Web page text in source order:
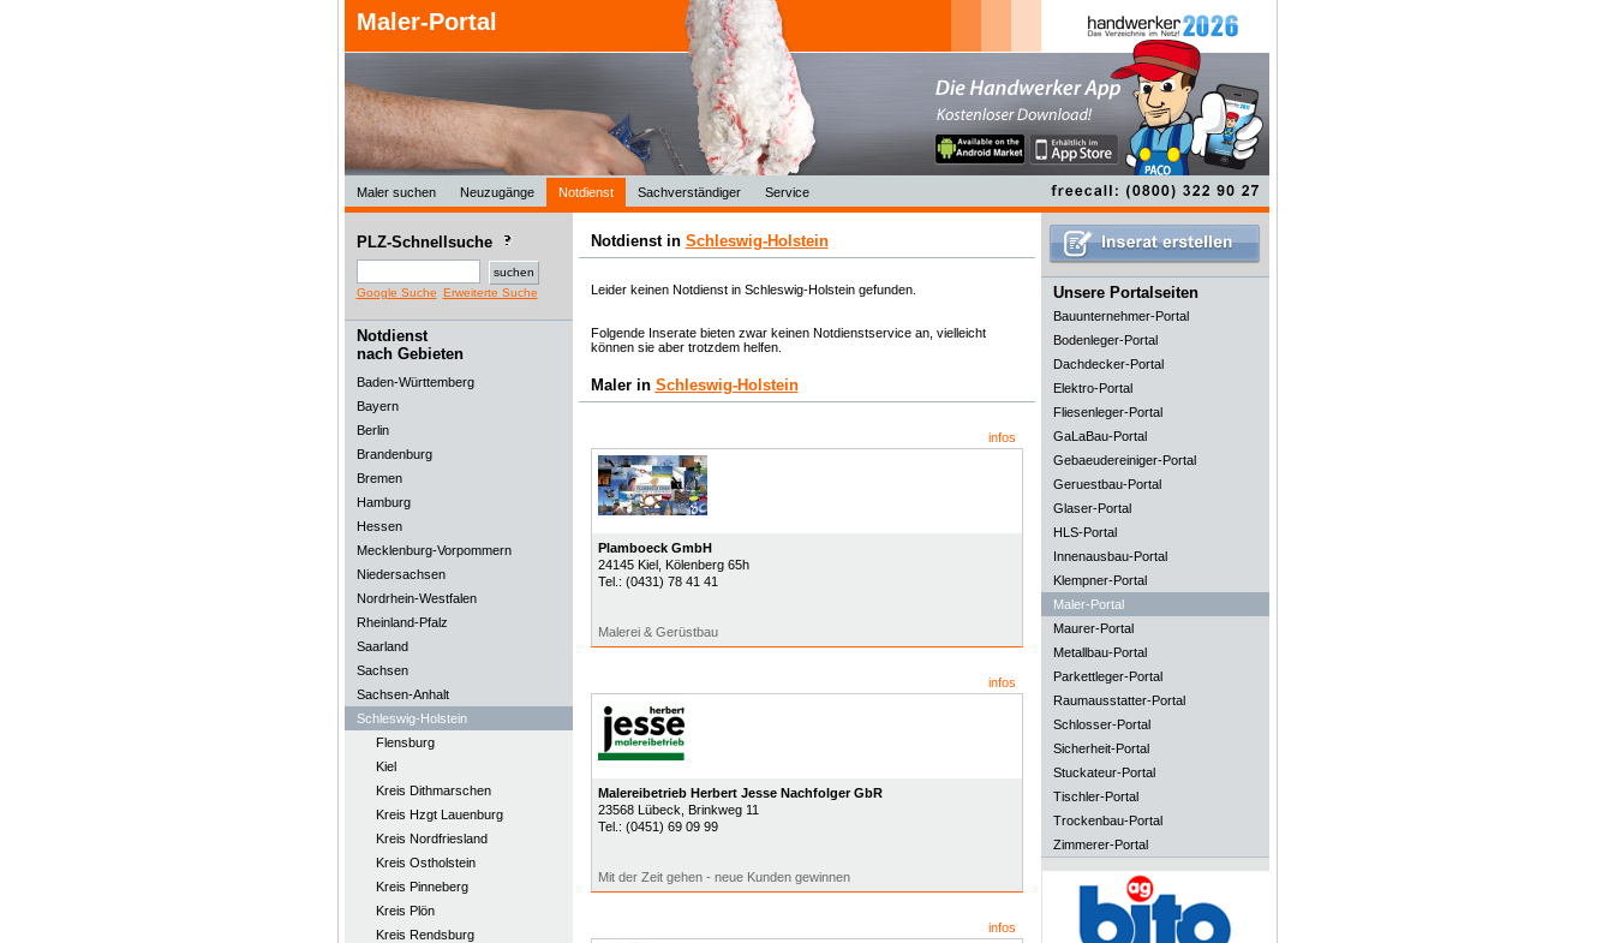
Maler-Portal
Maler suchen Neuzugänge Notdienst Sachverständiger Service
PLZ-Schnellsuche
Google Suche Erweiterte Suche
Notdienst
nach Gebieten
Baden-Württemberg
Bayern
Berlin
Brandenburg
Bremen
Hamburg
Hessen
Mecklenburg-Vorpommern
Niedersachsen
Nordrhein-Westfalen
Rheinland-Pfalz
Saarland
Sachsen
Sachsen-Anhalt
Schleswig-Holstein
Flensburg
Kiel
Kreis Dithmarschen
Kreis Hzgt Lauenburg
Kreis Nordfriesland
Kreis Ostholstein
Kreis Pinneberg
Kreis Plön
Kreis Rendsburg
Notdienst in Schleswig-Holstein
Leider keinen Notdienst in Schleswig-Holstein gefunden.
Folgende Inserate bieten zwar keinen Notdienstservice an, vielleicht
können sie aber trotzdem helfen.
Maler in Schleswig-Holstein
infos
Plamboeck GmbH
24145 Kiel, Kölenberg 65h
Tel.: (0431) 78 41 41
Malerei & Gerüstbau
infos
Malereibetrieb Herbert Jesse Nachfolger GbR
23568 Lübeck , Brinkweg 11
Tel.: (0451) 69 09 99
Mit der Zeit gehen - neue Kunden gewinnen
infos
Unsere Portalseiten
Bauunternehmer-Portal
Bodenleger-Portal
Dachdecker-Portal
Elektro-Portal
Fliesenleger-Portal
GaLaBau-Portal
Gebaeudereiniger-Portal
Geruestbau-Portal
Glaser-Portal
HLS-Portal
Innenausbau-Portal
Klempner-Portal
Maler-Portal
Maurer-Portal
Metallbau-Portal
Parkettleger-Portal
Raumausstatter-Portal
Schlosser-Portal
Sicherheit-Portal
Stuckateur-Portal
Tischler-Portal
Trockenbau-Portal
Zimmerer-Portal